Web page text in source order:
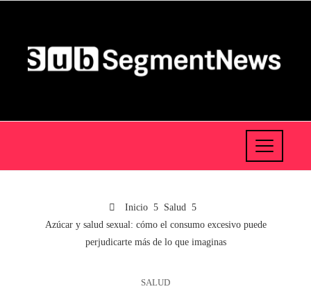
Inicio
Salud
Azúcar y salud sexual: cómo el consumo excesivo puede
perjudicarte más de lo que imaginas
SALUD